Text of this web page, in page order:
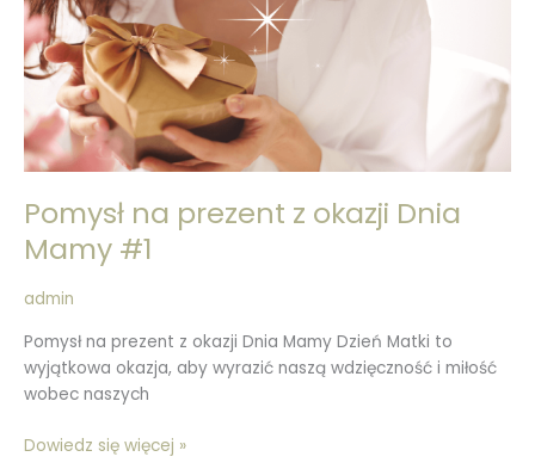
Pomysł na prezent z okazji Dnia
Mamy #1
admin
Pomysł na prezent z okazji Dnia Mamy Dzień Matki to
wyjątkowa okazja, aby wyrazić naszą wdzięczność i miłość
wobec naszych
Dnia
Mamy
#1
Dowiedz się więcej »